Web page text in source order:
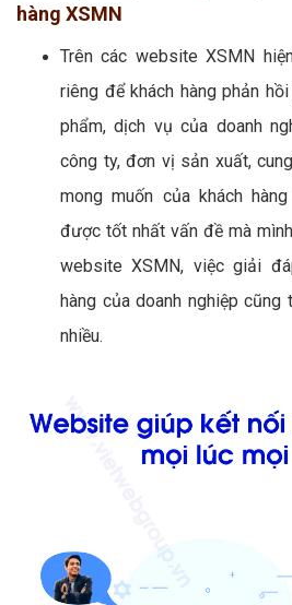
hàng XSMN
Trên các website XSMN
riêng để khách hàng phản
phẩm, dịch vụ của doanh
công ty, đơn vị sản xuất,
mong muốn của khách
được tốt nhất vấn đề mà
website XSMN, việc giải
hàng của doanh nghiệp
nhiều.